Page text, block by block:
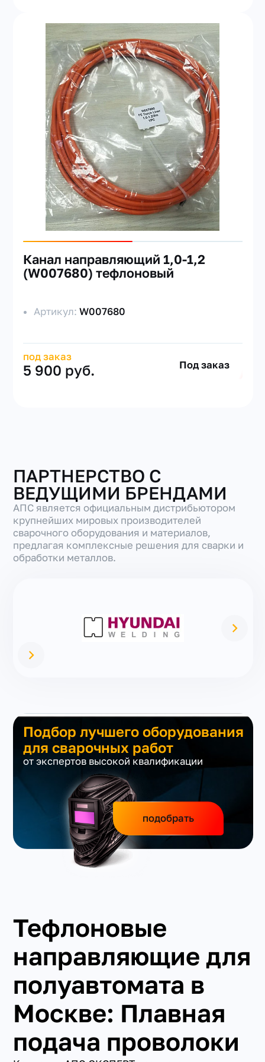
Канал направляющий 1,0-1,2
(W007680) тефлоновый
Артикул:W007680
под заказ
5 900 руб. Под заказ
ПАРТНЕРСТВО С
ВЕДУЩИМИ БРЕНДАМИ
АПС является официальным дистрибьютором
крупнейших мировых производителей
сварочного оборудования и материалов,
предлагая комплексные решения для сварки и
обработки металлов.
Подбор лучшего оборудования
для сварочных работ
от экспертов высокой квалификации
подобрать
Тефлоновые
направляющие для
полуавтомата в
Москве: Плавная
подача проволоки